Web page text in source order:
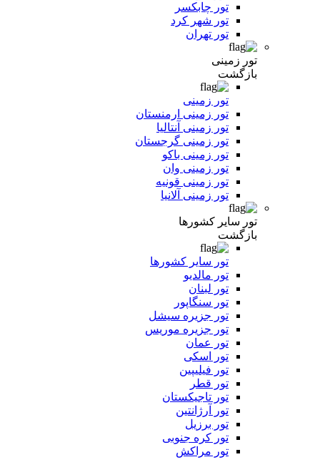
تور چابکسر
تور شهر کرد
تور تهران
تور زمینی
بازگشت
تور زمینی
تور زمینی ارمنستان
تور زمینی آنتالیا
تور زمینی گرجستان
تور زمینی باکو
تور زمینی وان
تور زمینی قونیه
تور زمینی آلانیا
تور سایر کشورها
بازگشت
تور سایر کشورها
تور مالدیو
تور لبنان
تور سنگاپور
تور جزیره سیشل
تور جزیره موریس
تور عمان
تور اسکی
تور فیلیپین
تور قطر
تور تاجیکستان
تور آرژانتین
تور برزیل
تور کره جنوبی
تور مراکش